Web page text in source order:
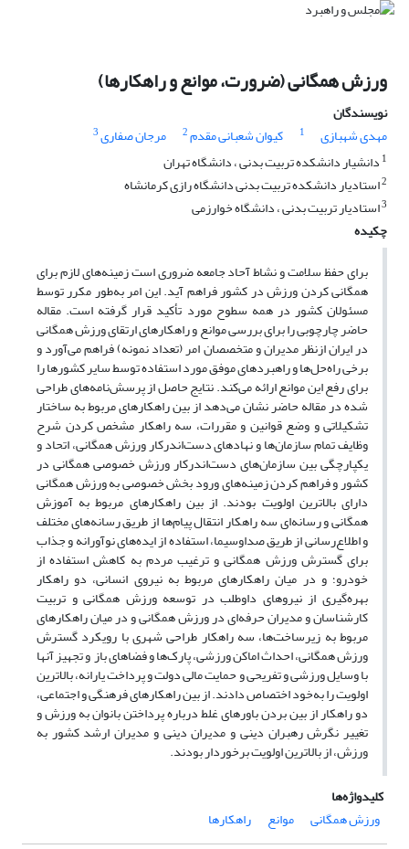
ورزش همگانی (ضرورت، موانع و راهکارها)
نویسندگان
مهدی شهبازی
1 کیوان شعبانی مقدم2 مرجان صفاری3
1 دانشیار دانشکده تربیت بدنی ، دانشگاه تهران
2استادیار دانشکده تربیت بدنی دانشگاه رازی کرمانشاه
3استادیار تربیت بدنی ، دانشگاه خوارزمی
چکیده
برای حفظ سلامت و نشاط آحاد جامعه ضروری است زمینه‌های لازم برای
همگانی کردن ورزش در کشور فراهم آید. این امر به‌طور مکرر توسط
مسئولان کشور در همه سطوح مورد تأکید قرار گرفته است. مقاله
حاضر چارچوبی را برای بررسی موانع و راهکارهای ارتقای ورزش همگانی
در ایران از‌نظر مدیران و متخصصان امر (تعداد نمونه) فراهم می‌آورد و
برخی راه‌حل‌ها و راهبردهای موفق مورد استفاده توسط سایر کشورها را
برای رفع این موانع ارائه می‌کند. نتایج حاصل از پرسش‌نامه‌های طراحی
شده در مقاله حاضر نشان می‌دهد از بین راهکارهای مربوط به ساختار
تشکیلاتی و وضع قوانین و مقررات، سه راهکار مشخص کردن شرح
وظایف تمام سازمان‌ها و نهادهای دست‌اندرکار ورزش همگانی، اتحاد و
یکپارچگی بین سازمان‌های دست‌اندرکار ورزش خصوصی همگانی در
کشور و فراهم کردن زمینه‌های ورود بخش خصوصی به ورزش همگانی
دارای بالاترین اولویت بودند. از بین راهکارهای مربوط به آموزش
همگانی و رسانه‌ای سه راهکار انتقال پیام‌ها از طریق رسانه‌های مختلف
و اطلاع‌رسانی از طریق صداوسیما، استفاده از ایده‌های نوآورانه و جذاب
برای گسترش ورزش همگانی و ترغیب مردم به کاهش استفاده از
خودرو؛ و در میان راهکارهای مربوط به نیروی انسانی، دو راهکار
بهره‌گیری از نیروهای داوطلب در توسعه ورزش همگانی و تربیت
کارشناسان و مدیران حرفه‌ای در ورزش همگانی و در میان راهکارهای
مربوط به زیرساخت‌ها، سه راهکار طراحی شهری با رویکرد گسترش
ورزش همگانی، احداث اماکن ورزشی، پارک‌ها و فضاهای باز و تجهیز آنها
با وسایل ورزشی و تفریحی و حمایت مالی دولت و پرداخت یارانه، بالاترین
اولویت را به‌خود اختصاص دادند. از بین راهکارهای فرهنگی و اجتماعی،
دو راهکار از بین بردن باورهای غلط درباره پرداختن بانوان به ورزش و
تغییر نگرش رهبران دینی و مدیران دینی و مدیران ارشد کشور به
ورزش، از بالاترین اولویت برخوردار بودند.
کلیدواژه‌ها
ورزش همگانی
موانع راهکارها